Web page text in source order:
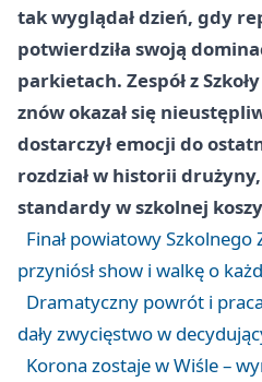
tak wyglądał dzień, gdy
potwierdziła swoją
parkietach. Zespół z
znów okazał się
dostarczył emocji do
rozdział w historii
standardy w szkolnej
Finał powiatowy
przyniósł show i walkę o
Dramatyczny powrót i
dały zwycięstwo w
Korona zostaje w Wiśle –